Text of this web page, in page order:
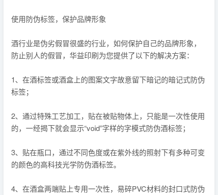
使用防伪标签，保护品牌形象
酒行业是伪劣假冒很盛的行业，如何保护自己的品牌形象，
防止别人的假冒，华益印刷为您提供了以下的解决方案：
1、在酒标签或酒盒上的图案文字故意留下暗记的暗记式防伪
标签；
2、通过特殊工艺加工，贴在被贴物体上，只能是一次性使用
的，一经揭下就会显示“void”字样的字模式防伪酒标签；
3、贴在瓶口，通过不同色度或在紫外线的照射下有多种可变
的颜色的高科技光学防伪酒标签。
4、在酒盒两端贴上专用一次性，易碎PVC材料的封口式防伪